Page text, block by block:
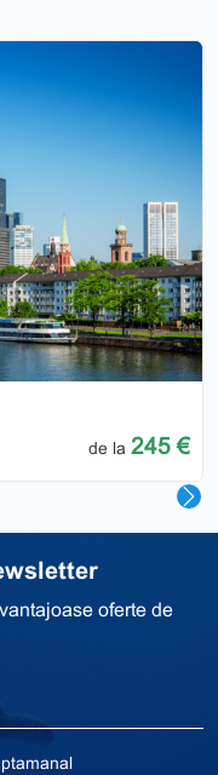
de la 245 €
oferte de